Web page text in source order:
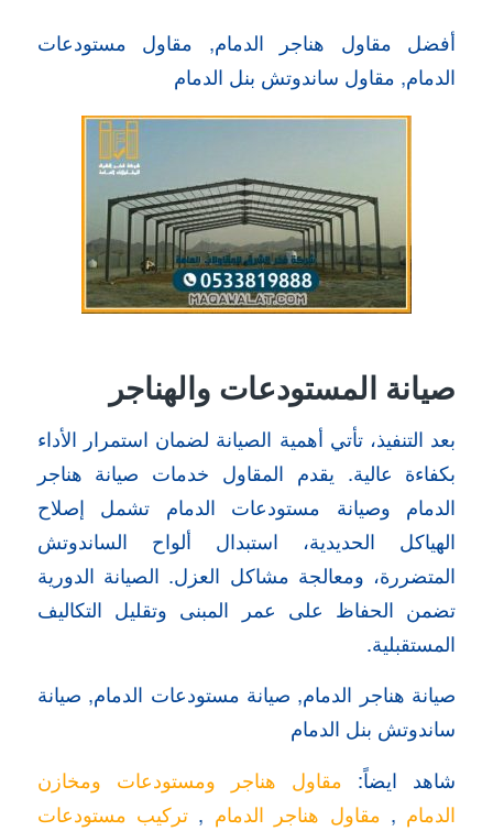
أفضل مقاول هناجر الدمام, مقاول مستودعات
الدمام, مقاول ساندوتش بنل الدمام
صيانة المستودعات والهناجر
بعد التنفيذ، تأتي أهمية الصيانة لضمان استمرار الأداء
بكفاءة عالية. يقدم المقاول خدمات صيانة هناجر
الدمام وصيانة مستودعات الدمام تشمل إصلاح
الهياكل الحديدية، استبدال ألواح الساندوتش
المتضررة، ومعالجة مشاكل العزل. الصيانة الدورية
تضمن الحفاظ على عمر المبنى وتقليل التكاليف
المستقبلية.
صيانة هناجر الدمام, صيانة مستودعات الدمام, صيانة
ساندوتش بنل الدمام
شاهد ايضاً: مقاول هناجر ومستودعات ومخازن
الدمام , مقاول هناجر الدمام , تركيب مستودعات